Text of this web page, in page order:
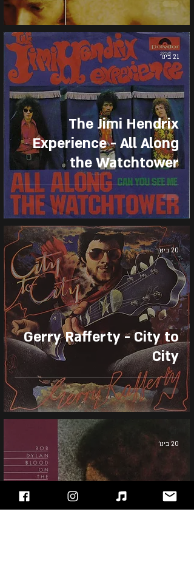
The Jimi Hendrix
Experience - All Along
the Watchtower
21 בינו׳
Gerry Rafferty - City to
City
20 בינו׳
20 בינו׳